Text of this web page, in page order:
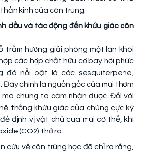
kinh của côn trùng.
dầu và tác động đến khứu giác côn
trầm hương giải phóng một làn khói
các hợp chất hữu cơ bay hơi phức
đó nổi bật là các sesquiterpene,
Đây chính là nguồn gốc của mùi thơm
chúng ta cảm nhận được. Đối với
hệ thống khứu giác của chúng cực kỳ
định vị vật chủ qua mùi cơ thể, khí
(CO2) thở ra.
cứu về côn trùng học đã chỉ ra rằng,